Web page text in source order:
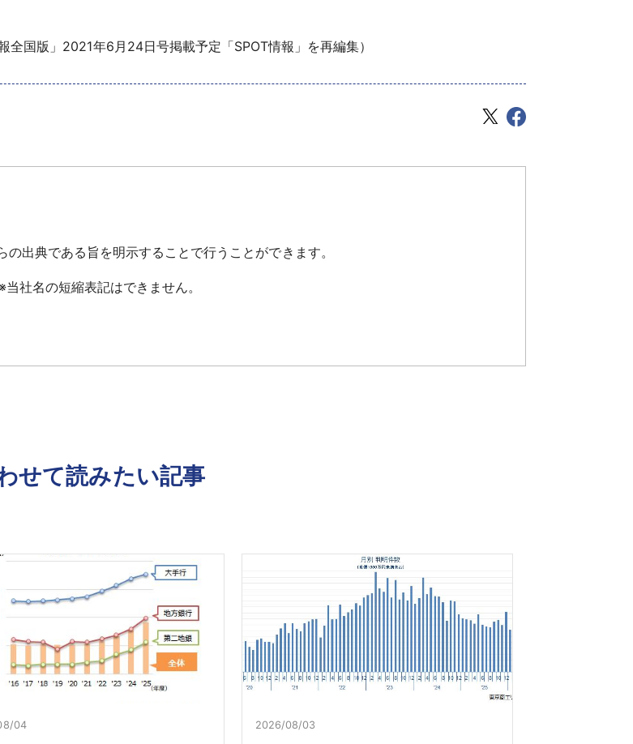
全国版」2021年6月24日号掲載予定「SPOT情報」を再編集）
出典である旨を明示することで行うことができます。
社名の短縮表記はできません。
せて読みたい記事
04 2026/08/03